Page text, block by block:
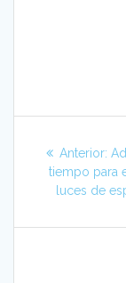
Anterior:
tiempo para
luces de